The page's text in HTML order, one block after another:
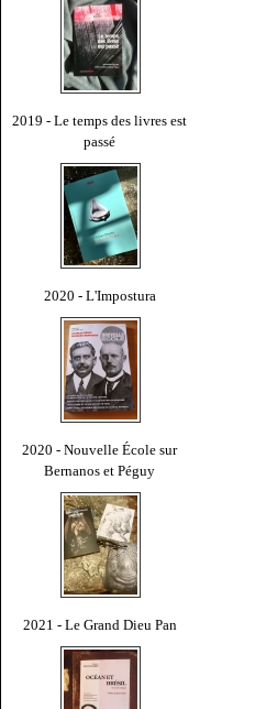
2019 - Le temps des livres est
passé
2020 - L'Impostura
2020 - Nouvelle École sur
Bernanos et Péguy
2021 - Le Grand Dieu Pan